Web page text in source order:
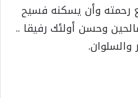
رحمته وأن يسكنه فسيح
وحسن أولئك رفيقا ..